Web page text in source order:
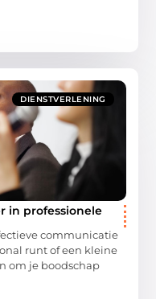
DIENSTVERLENING
in professionele
communicatie
runt of een kleine
om je boodschap